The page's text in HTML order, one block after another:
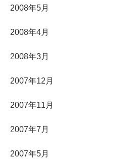
2008年5月
2008年4月
2008年3月
2007年12月
2007年11月
2007年7月
2007年5月